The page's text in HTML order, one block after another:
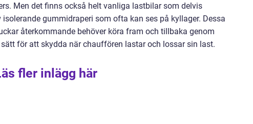
Men det finns också helt vanliga lastbilar som delvis
gummidraperi som ofta kan ses på kyllager. Dessa
återkommande behöver köra fram och tillbaka genom
för att skydda när chauffören lastar och lossar sin last.
fler inlägg här